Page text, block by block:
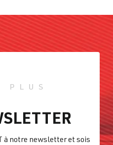
PLUS
notre newsletter et sois